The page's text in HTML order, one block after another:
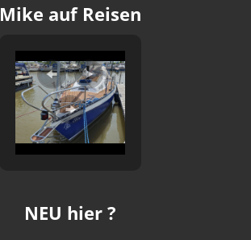
Mike auf Reisen
NEU hier ?